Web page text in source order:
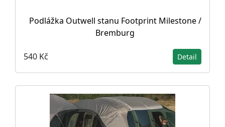
Podlážka Outwell stanu Footprint Milestone /
Bremburg
540 Kč Detail